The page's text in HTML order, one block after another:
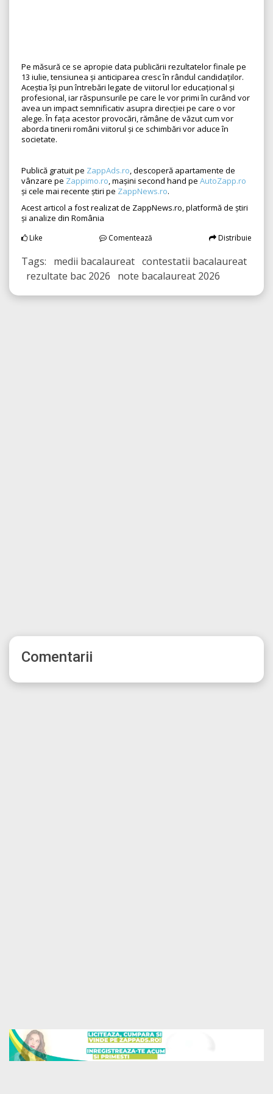
Pe măsură ce se apropie data publicării rezultatelor finale pe
13 iulie, tensiunea și anticiparea cresc în rândul candidaților.
Aceștia își pun întrebări legate de viitorul lor educațional și
profesional, iar răspunsurile pe care le vor primi în curând vor
avea un impact semnificativ asupra direcției pe care o vor
alege. În fața acestor provocări, rămâne de văzut cum vor
aborda tinerii români viitorul și ce schimbări vor aduce în
societate.
Publică gratuit pe ZappAds.ro, descoperă apartamente de
vânzare pe Zappimo.ro, mașini second hand pe AutoZapp.ro
și cele mai recente știri pe ZappNews.ro.
Acest articol a fost realizat de ZappNews.ro, platformă de știri
și analize din România
Like Comentează Distribuie
Tags: medii bacalaureat contestatii bacalaureat
rezultate bac 2026 note bacalaureat 2026
Comentarii